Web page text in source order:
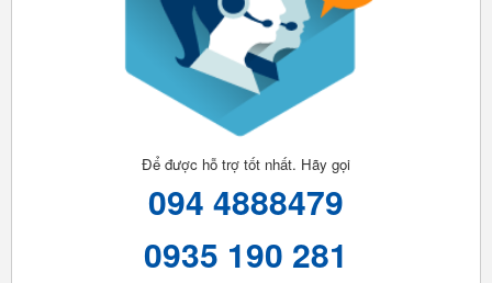
Để được hỗ trợ tốt nhất. Hãy gọi
094 4888479
0935 190 281